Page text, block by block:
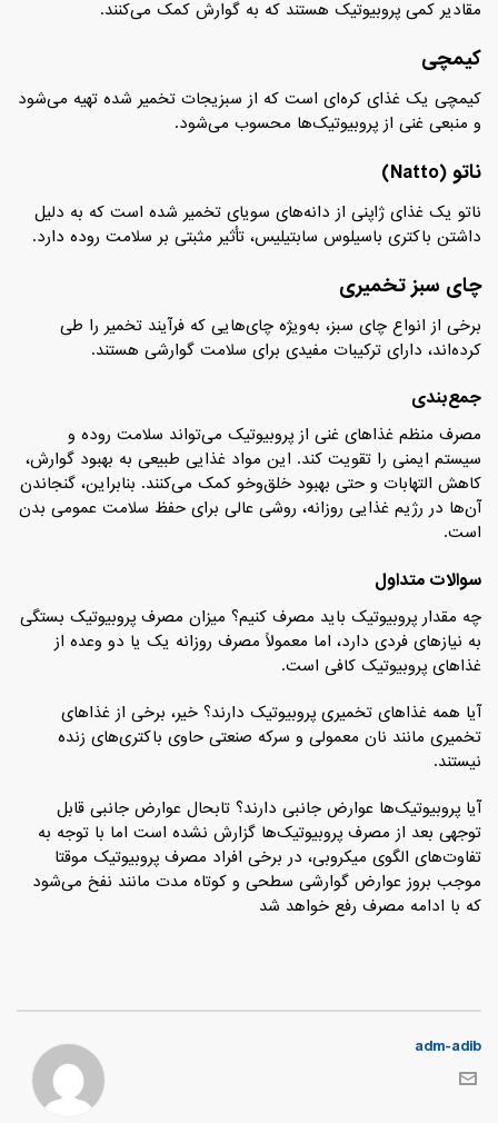
مقادیر کمی پروبیوتیک هستند که به گوارش کمک می‌کنند.
کیمچی
کیمچی یک غذای کره‌ای است که از سبزیجات تخمیر شده تهیه می‌شود
و منبعی غنی از پروبیوتیک‌ها محسوب می‌شود.
ناتو (Natto)
ناتو یک غذای ژاپنی از دانه‌های سویای تخمیر شده است که به دلیل
داشتن باکتری باسیلوس سابتیلیس، تأثیر مثبتی بر سلامت روده دارد.
چای سبز تخمیری
برخی از انواع چای سبز، به‌ویژه چای‌هایی که فرآیند تخمیر را طی
کرده‌اند، دارای ترکیبات مفیدی برای سلامت گوارشی هستند.
جمع‌بندی
مصرف منظم غذاهای غنی از پروبیوتیک می‌تواند سلامت روده و
سیستم ایمنی را تقویت کند. این مواد غذایی طبیعی به بهبود گوارش،
کاهش التهابات و حتی بهبود خلق‌وخو کمک می‌کنند. بنابراین، گنجاندن
آن‌ها در رژیم غذایی روزانه، روشی عالی برای حفظ سلامت عمومی بدن
است.
سوالات متداول
چه مقدار پروبیوتیک باید مصرف کنیم؟ میزان مصرف پروبیوتیک بستگی
به نیازهای فردی دارد، اما معمولاً مصرف روزانه یک یا دو وعده از
غذاهای پروبیوتیک کافی است.
آیا همه غذاهای تخمیری پروبیوتیک دارند؟ خیر، برخی از غذاهای
تخمیری مانند نان معمولی و سرکه صنعتی حاوی باکتری‌های زنده
نیستند.
آیا پروبیوتیک‌ها عوارض جانبی دارند؟ تابحال عوارض جانبی قابل
توجهی بعد از مصرف پروبیوتیک‌ها گزارش نشده است اما با توجه به
تفاوت‌های الگوی میکروبی، در برخی افراد مصرف پروبیوتیک موقتا
موجب بروز عوارض گوارشی سطحی و کوتاه مدت مانند نفخ می‌شود
که با ادامه مصرف رفع خواهد شد
adm-adib